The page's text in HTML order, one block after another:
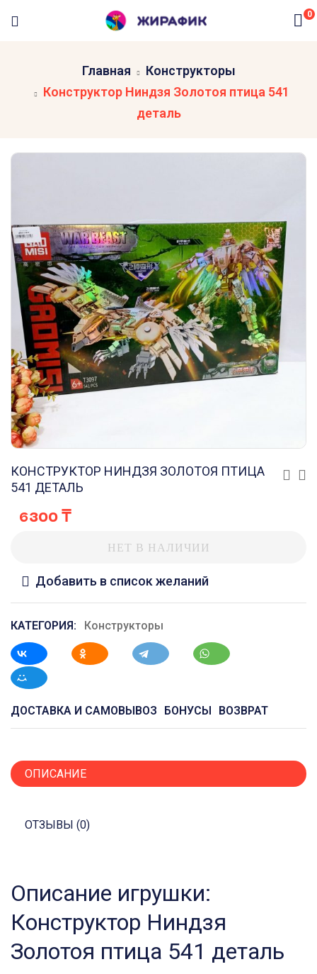
0
Главная
Конструкторы
Конструктор Ниндзя Золотоя птица 541
деталь
КОНСТРУКТОР НИНДЗЯ ЗОЛОТОЯ ПТИЦА
541 ДЕТАЛЬ
6300₸
НЕТ В НАЛИЧИИ
Добавить в список желаний
КАТЕГОРИЯ: Конструкторы
ДОСТАВКА И САМОВЫВОЗ БОНУСЫ ВОЗВРАТ
ОПИСАНИЕ
ОТЗЫВЫ (0)
Описание игрушки:
Конструктор Ниндзя
Золотоя птица 541 деталь